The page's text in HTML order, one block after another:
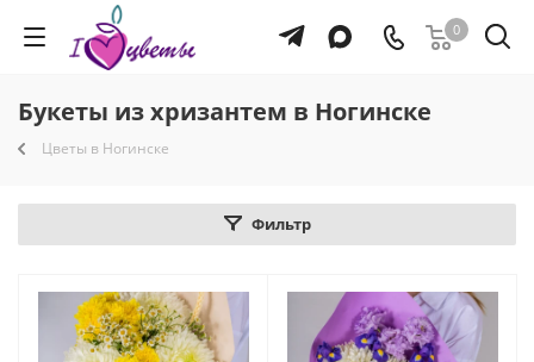
0
Букеты из хризантем в Ногинске
Цветы в Ногинске
Фильтр